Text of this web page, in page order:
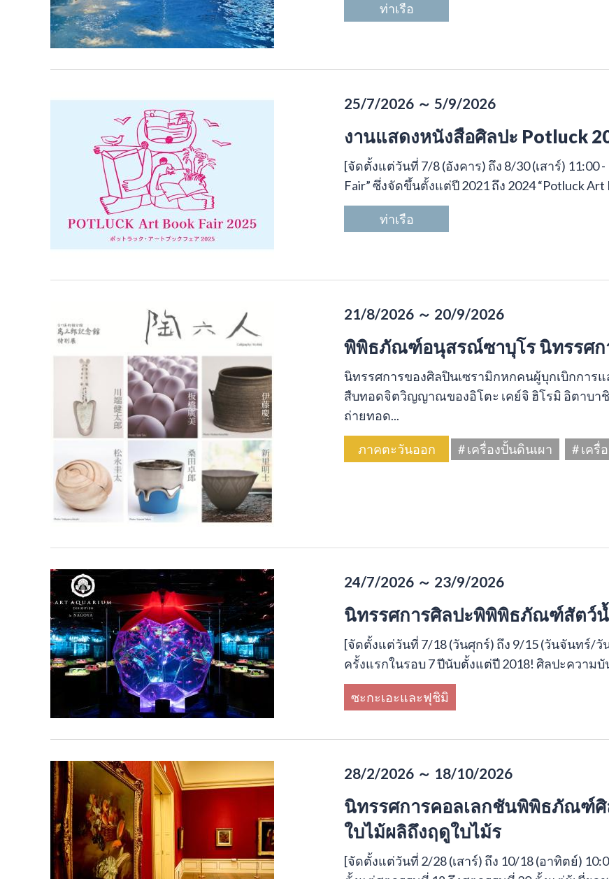
ท่าเรือ
25/7/2026 ～ 5/9/2026
งานแสดงหนังสือศิลปะ Potluck
[จัดตั้งแต่วันที่ 7/8 (อังคาร) ถึง 8/30 (เสาร์) 11:00
Fair” ซึ่งจัดขึ้นตั้งแต่ปี 2021 ถึง 2024 “Potluck Art
ท่าเรือ
21/8/2026 ～ 20/9/2026
พิพิธภัณฑ์อนุสรณ์ซาบุโร นิทรรศก
นิทรรศการของศิลปินเซรามิกหกคนผู้บุกเบิกกา
สืบทอดจิตวิญญาณของอิโตะ เคย์จิ ฮิโรมิ อิตาบา
ถ่ายทอด...
ภาคตะวันออก # เครื่องปั้นดินเผา # เครื่
24/7/2026 ～ 23/9/2026
นิทรรศการศิลปะพิพิพิธภัณฑ์สัตว์
[จัดตั้งแต่วันที่ 7/18 (วันศุกร์) ถึง 9/15 (วันจันทร์/
ครั้งแรกในรอบ 7 ปีนับตั้งแต่ปี 2018! ศิลปะความบั
ซะกะเอะและฟุชิมิ
28/2/2026 ～ 18/10/2026
นิทรรศการคอลเลกชันพิพิธภัณฑ์ศิ
ใบไม้ผลิถึงฤดูใบไม้ร
[จัดตั้งแต่วันที่ 2/28 (เสาร์) ถึง 10/18 (อาทิตย์)